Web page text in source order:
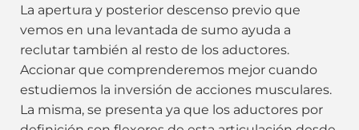
La apertura y posterior descenso previo que
vemos en una levantada de sumo ayuda a
reclutar también al resto de los aductores.
Accionar que comprenderemos mejor cuando
estudiemos la inversión de acciones musculares.
La misma, se presenta ya que los aductores por